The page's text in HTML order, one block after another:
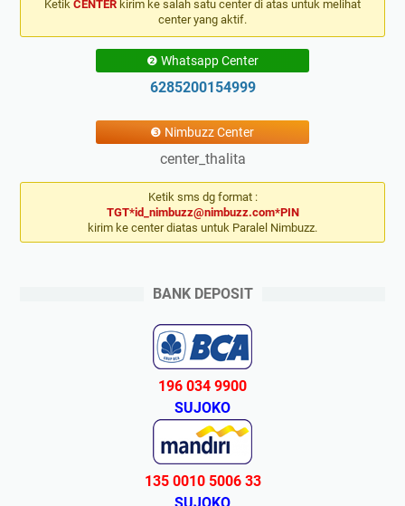
Ketik CENTER kirim ke salah satu center di atas untuk melihat
center yang aktif.
❷ Whatsapp Center
6285200154999
❸ Nimbuzz Center
center_thalita
Ketik sms dg format :
TGT*id_nimbuzz@nimbuzz.com*PIN
kirim ke center diatas untuk Paralel Nimbuzz.
BANK DEPOSIT
196 034 9900
SUJOKO
135 0010 5006 33
SUJOKO